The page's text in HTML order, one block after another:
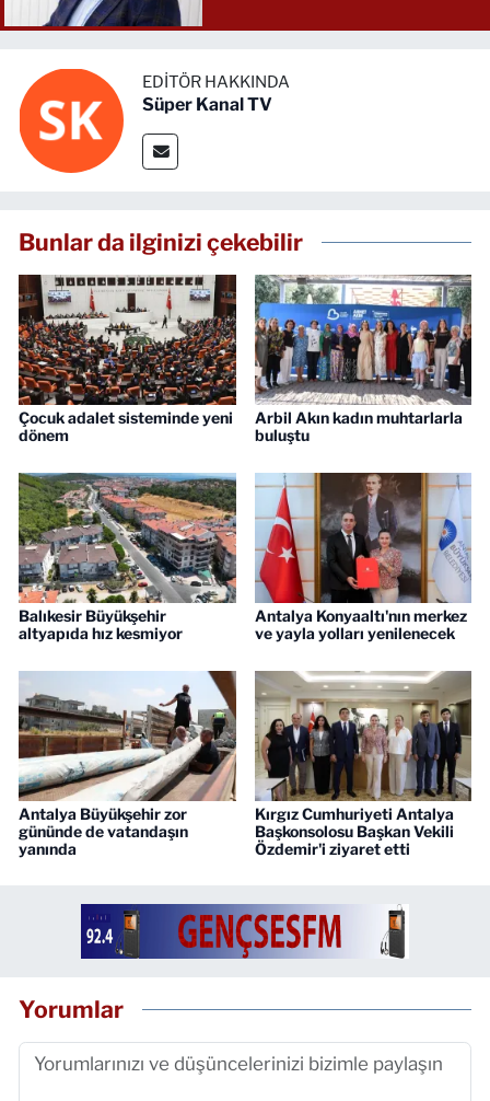
EDITÖR HAKKINDA
Süper Kanal TV
Bunlar da ilginizi çekebilir
Çocuk adalet sisteminde yeni
dönem
Arbil Akın kadın muhtarlarla
buluştu
Balıkesir Büyükşehir
altyapıda hız kesmiyor
Antalya Konyaaltı'nın merkez
ve yayla yolları yenilenecek
Antalya Büyükşehir zor
gününde de vatandaşın
yanında
Kırgız Cumhuriyeti Antalya
Başkonsolosu Başkan Vekili
Özdemir'i ziyaret etti
Yorumlar